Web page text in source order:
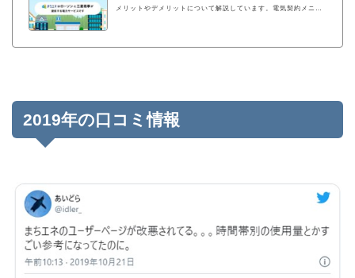
メリットやデメリットについて解説しています。電気契約メニュ
2019年の口コミ情報